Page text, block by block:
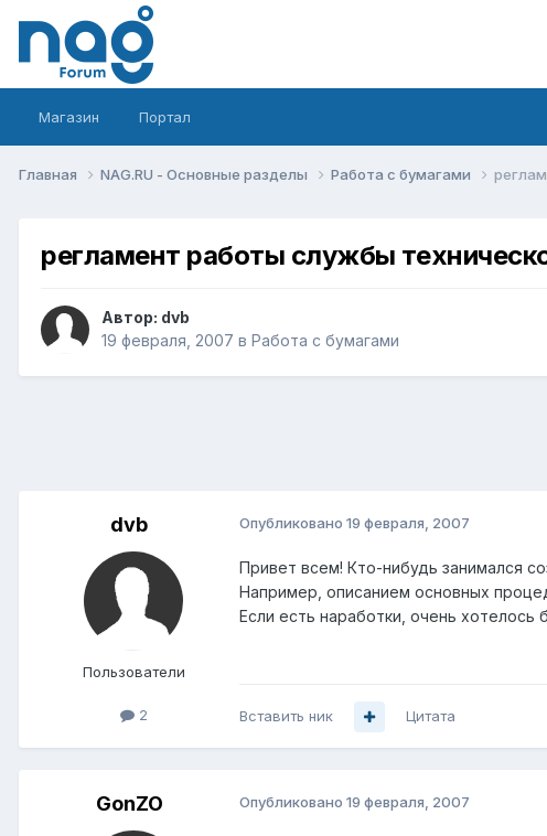
Магазин Портал
Главная NAG.RU - Основные разделы Работа с бумагами
регламент работы службы
Автор: dvb
19 февраля, 2007 в Работа с бумагами
dvb
Пользователи
2
Опубликовано 19 февраля, 2007
Привет всем! Кто-нибудь занимался
Например, описанием основных
Если есть наработки, очень хотелось
Вставить ник Цитата
GonZO Опубликовано 19 февраля, 2007